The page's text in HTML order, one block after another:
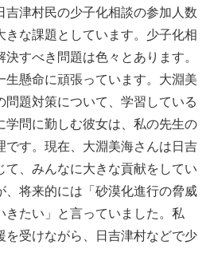
吉津村民の少子化相談の参加人数
きな課題としています。少子化相
すべき問題は色々とあります。
生懸命に頑張っています。大淵美
問題対策について、学習している
学問に勤しむ彼女は、私の先生の
です。現在、大淵美海さんは日吉
て、みんなに大きな貢献をしてい
、将来的には「砂漠化進行の脅威
きたい」と言っていました。私
を受けながら、日吉津村などで少